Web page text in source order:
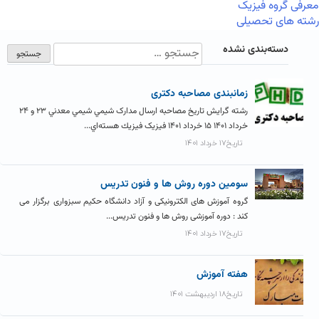
معرفی گروه فیزیک
رشته های تحصیلی
دسته‌بندی نشده
زمانبندی مصاحبه دکتری
رشته گرایش تاریخ مصاحبه ارسال مدارک شيمي شيمي معدني ۲۳ و ۲۴
خرداد ۱۴۰۱ ۱۵ خرداد ۱۴۰۱ فیزیک فيزيك هسته‌اي...
تاریخ۱۷ خرداد ۱۴۰۱
سومین دوره روش ها و فنون تدریس
گروه آموزش های الکترونیکی و آزاد دانشگاه حکیم سبزواری برگزار می
کند : دوره آموزشی روش ها و فنون تدریس...
تاریخ۱۷ خرداد ۱۴۰۱
هفته آموزش
تاریخ۱۸ اردیبهشت ۱۴۰۱